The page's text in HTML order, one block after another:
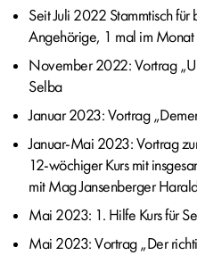
Seit Juli 2022 Stammtisch
Angehörige, 1 mal im Monat
November 2022: Vortrag
Selba
Januar 2023: Vortrag
Januar-Mai 2023: Vortrag
12-wöchiger Kurs mit
mit Mag Jansenberger
Mai 2023: 1. Hilfe Kurs für
Mai 2023: Vortrag „Der